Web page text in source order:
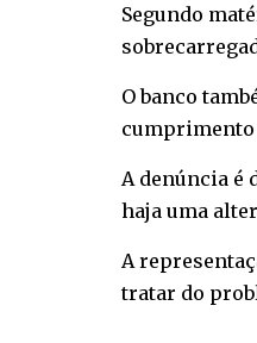
Segundo
O banco
cumprimento
A denúncia é
haja uma
A
tratar do